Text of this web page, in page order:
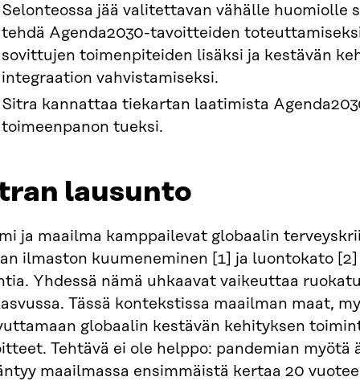
Selonteossa jää valitettavan vähälle huomiolle
tehdä Agenda2030-tavoitteiden
sovittujen toimenpiteiden lisäksi ja kestävän
integraation vahvistamiseksi.
Sitra kannattaa tiekartan laatimista
toimeenpanon tueksi.
lausunto
ja maailma kamppailevat globaalin
ilmaston kuumeneminen [1] ja luontokato
Yhdessä nämä uhkaavat vaikeuttaa
Tässä kontekstissa maailman maat,
globaalin kestävän kehityksen
Tehtävä ei ole helppo: pandemian myötä
maailmassa ensimmäistä kertaa 20